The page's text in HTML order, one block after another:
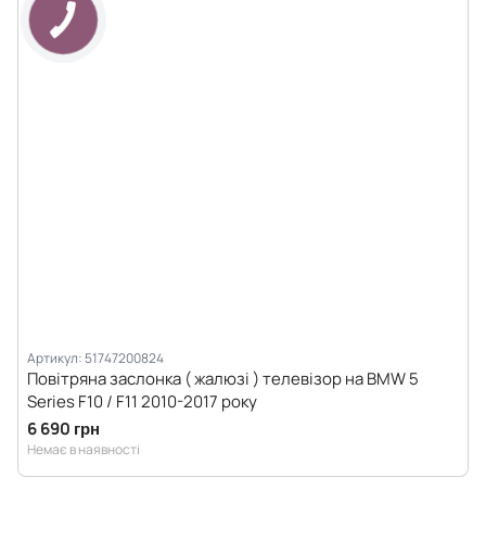
Артикул: 51747200824
Повітряна заслонка ( жалюзі ) телевізор на BMW 5
Series F10 / F11 2010-2017 року
6 690 грн
Немає в наявності